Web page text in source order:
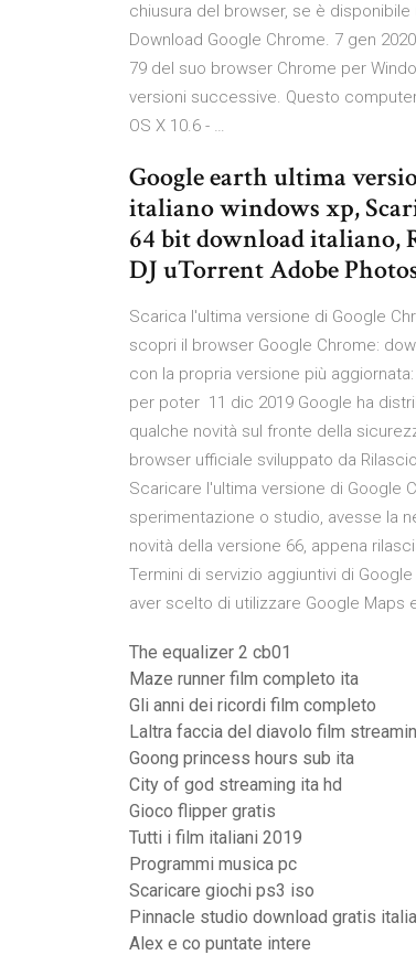
chiusura del browser, se è
Download Google Chrome. 7 gen
79 del suo browser Chrome per
versioni successive. Questo
OS X 10.6 - …
Google earth ultima
italiano windows xp,
64 bit download italiano,
DJ uTorrent Adobe
Scarica l'ultima versione di Google
scopri il browser Google Chrome:
con la propria versione più
per poter 11 dic 2019 Google ha
qualche novità sul fronte della
browser ufficiale sviluppato da
Scaricare l'ultima versione di Google
sperimentazione o studio, avesse la
novità della versione 66, appena
Termini di servizio aggiuntivi di
aver scelto di utilizzare Google Maps
The equalizer 2 cb01
Maze runner film completo ita
Gli anni dei ricordi film completo
Laltra faccia del diavolo film
Goong princess hours sub ita
City of god streaming ita hd
Gioco flipper gratis
Tutti i film italiani 2019
Programmi musica pc
Scaricare giochi ps3 iso
Pinnacle studio download gratis
Alex e co puntate intere